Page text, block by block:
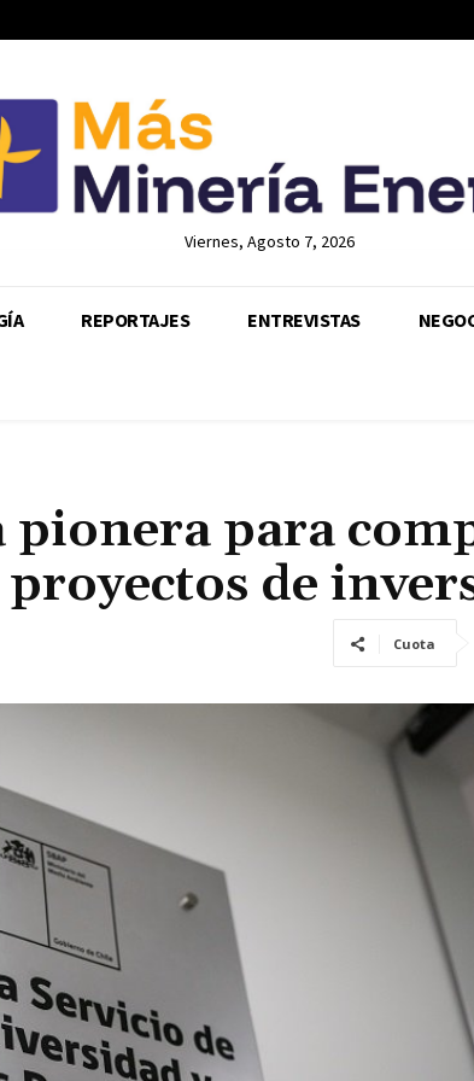
Viernes, Agosto 7, 2026
REPORTAJES ENTREVISTAS
para
de
Cuota